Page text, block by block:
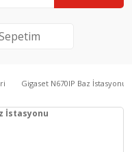
Gigaset N670IP Baz İstasyonu